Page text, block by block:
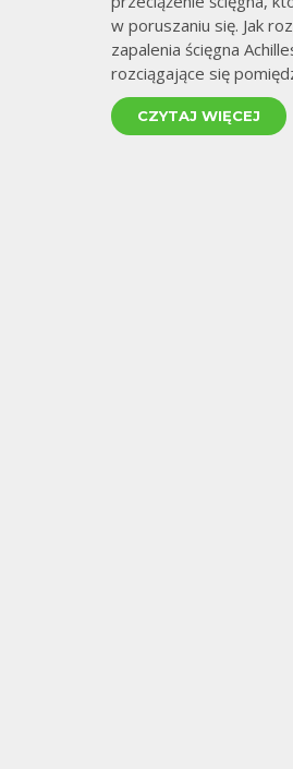
w poruszaniu się. Jak
zapalenia ścięgna
rozciągające się
CZYTAJ WIĘCEJ